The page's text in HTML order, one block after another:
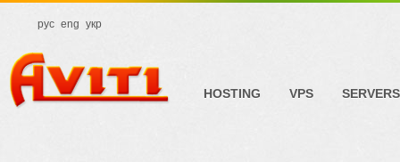
рус eng укр
HOSTING VPS SERVERS